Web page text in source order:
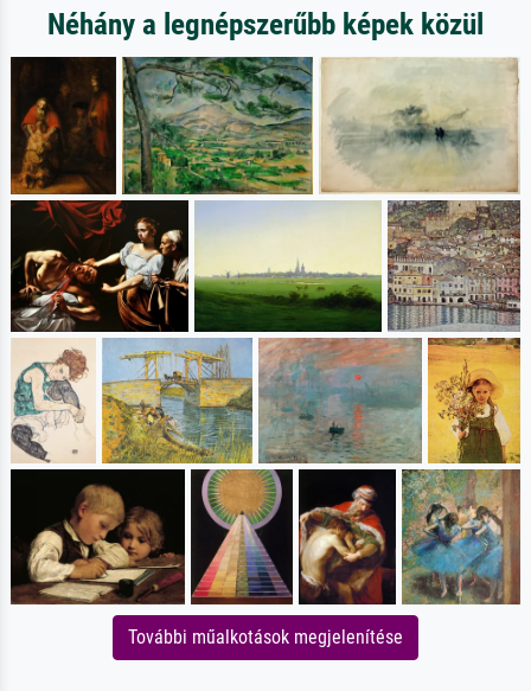
Néhány a legnépszerűbb képek közül
További műalkotások megjelenítése